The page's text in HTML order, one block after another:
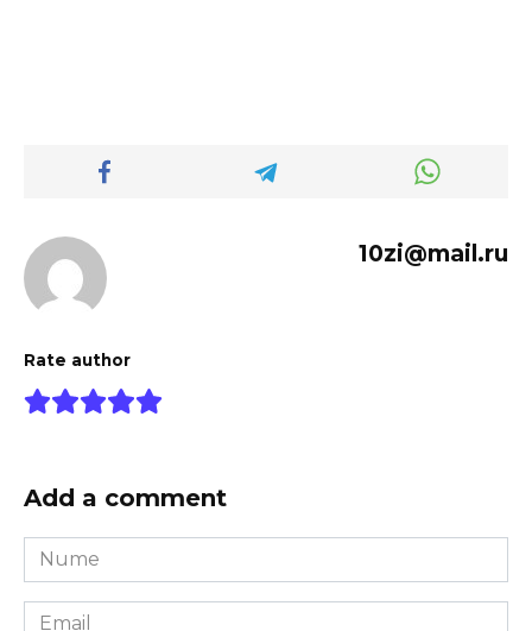
10zi@mail.ru
Rate author
Add a comment
Nume
*
Email